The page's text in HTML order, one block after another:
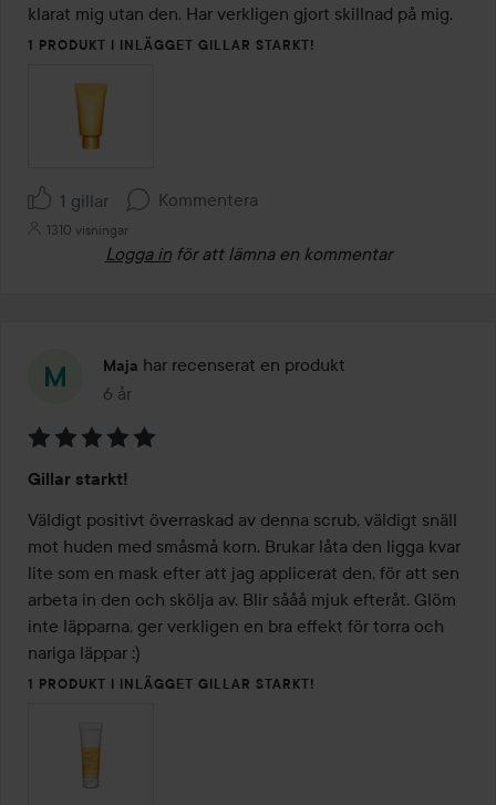
klarat mig utan den. Har verkligen gjort skillnad på mig.
1 PRODUKT I INLÄGGET GILLAR STARKT!
1 gillar Kommentera
1310 visningar
Logga in för att lämna en kommentar
Maja har recenserat en produkt
6 år
Inlägget skapades 6 år
5
av
5
Gillar starkt!
Väldigt positivt överraskad av denna scrub, väldigt snäll
mot huden med småsmå korn. Brukar låta den ligga kvar
lite som en mask efter att jag applicerat den, för att sen
arbeta in den och skölja av. Blir sååå mjuk efteråt. Glöm
inte läpparna, ger verkligen en bra effekt för torra och
nariga läppar :)
1 PRODUKT I INLÄGGET GILLAR STARKT!